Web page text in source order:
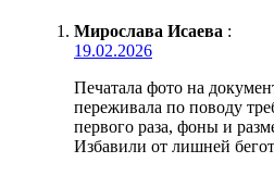
Мирослава Исаева :
19.02.2026
Печатала фото на
переживала по поводу
первого раза, фоны и
Избавили от лишней